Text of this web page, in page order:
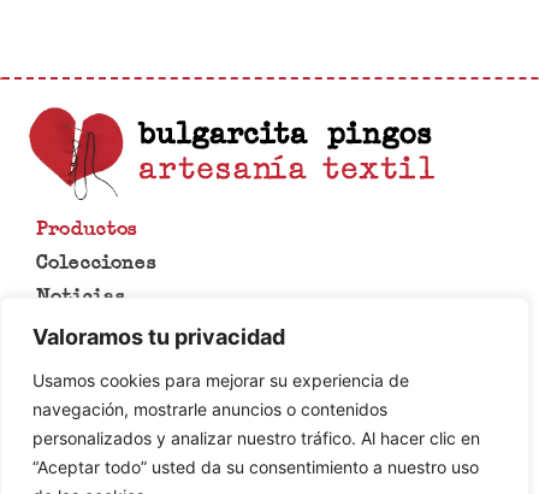
Valoramos tu privacidad
Usamos cookies para mejorar su experiencia de
navegación, mostrarle anuncios o contenidos
personalizados y analizar nuestro tráfico. Al hacer clic en
“Aceptar todo” usted da su consentimiento a nuestro uso
Productos
Colecciones
Noticias
Lo que se hace en esta casa
Aviso legal
Política de cookies
Política de privacidad